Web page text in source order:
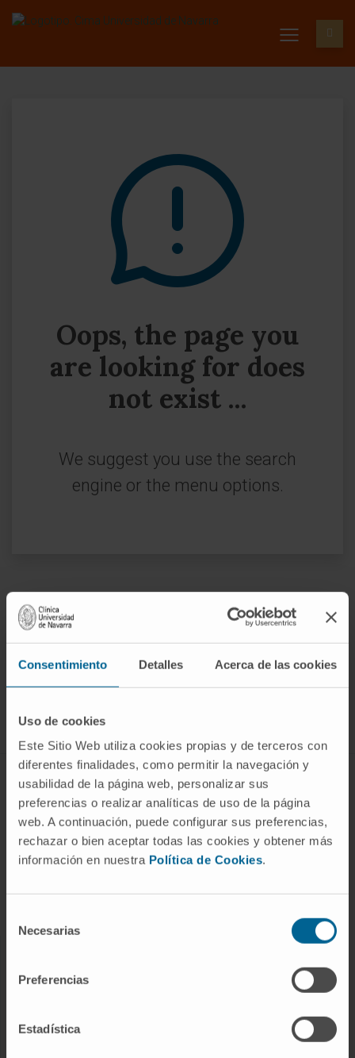
Consentimiento Detalles Acerca de las cookies
Uso de cookies
Este Sitio Web utiliza cookies propias y de terceros con
diferentes finalidades, como permitir la navegación y
usabilidad de la página web, personalizar sus
preferencias o realizar analíticas de uso de la página
web. A continuación, puede configurar sus preferencias,
rechazar o bien aceptar todas las cookies y obtener más
información en nuestra Política de Cookies.
Necesarias
Preferencias
Estadística
Oops, the page you
are looking for does
not exist ...
We suggest you use the search
engine or the menu options.
ABOUT CIMA
Who we are
Research Center of the Clinica
Campus of the Universidad de Navarra